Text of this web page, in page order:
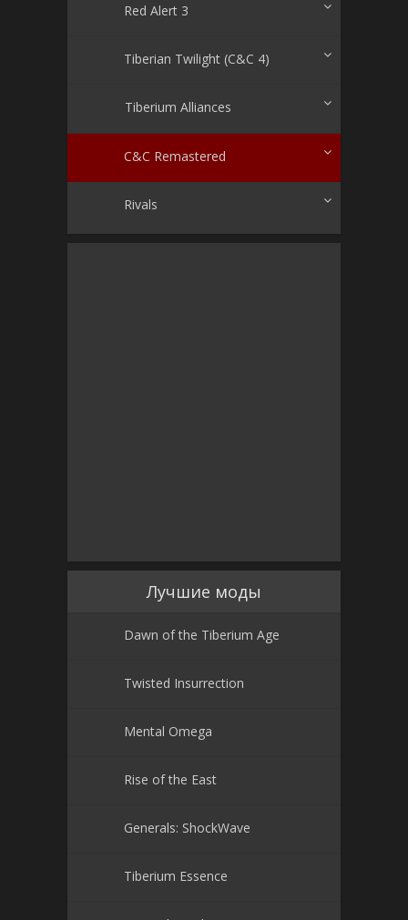
Red Alert 3
Tiberian Twilight (C&C 4)
Tiberium Alliances
C&C Remastered
Rivals
Лучшие моды
Dawn of the Tiberium Age
Twisted Insurrection
Mental Omega
Rise of the East
Generals: ShockWave
Tiberium Essence